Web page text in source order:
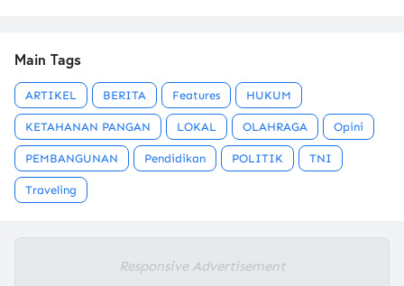
Main Tags
ARTIKEL BERITA Features HUKUM
KETAHANAN PANGAN LOKAL OLAHRAGA Opini
PEMBANGUNAN Pendidikan POLITIK TNI
Traveling
Responsive Advertisement